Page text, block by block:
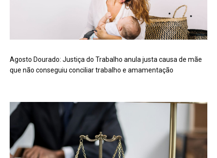
Agosto Dourado: Justiça do Trabalho anula justa causa de mãe
que não conseguiu conciliar trabalho e amamentação